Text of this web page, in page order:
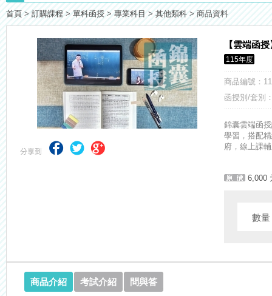
【考試院】國考證書數位化，112年起全面實施！點我看詳情>>>
【重要】114年度起，雲端函授之課堂教材須知，請點我查看☀☀☀
【最新】錦囊函授增加便利商店付款方式，便利到不行！馬上使用►
【注意】112年起高普不考「公文」／高考英文占比提升，快來看看
【NEW】加入◆錦囊函授Facebook粉絲專頁◆，最新消息、優惠活
【上榜生獎學金計畫】恭賀金榜！上榜生獎學金申請辦法與表格下
【求職秘技＼(￣O￣)】你對國營事業了解多少呢? 必考國事業的
首頁 > 訂購課程 > 單科函授 > 專業科目 > 其他類科 > 商品資料
【雲端函
115年度
商品編號 ：
函授別/套別
錦囊雲端函
學習，搭配
府，線上課
6,000
數
商品介紹 考試介紹 問與答